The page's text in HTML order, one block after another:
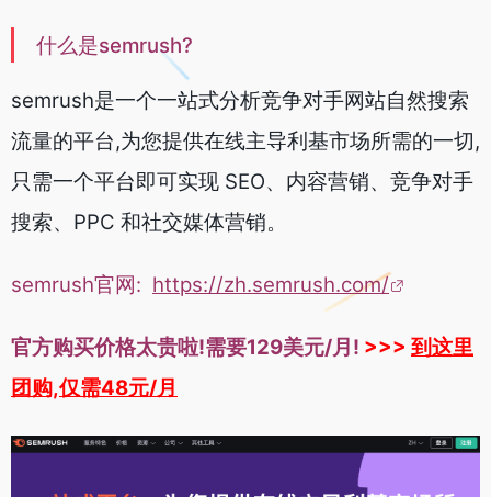
什么是semrush?
semrush是一个一站式分析竞争对手网站自然搜索
流量的平台,为您提供在线主导利基市场所需的一切,
只需一个平台即可实现 SEO、内容营销、竞争对手
搜索、PPC 和社交媒体营销。
semrush官网: https://zh.semrush.com/
官方购买价格太贵啦!需要129美元/月! >>> 到这里
团购,仅需48元/月